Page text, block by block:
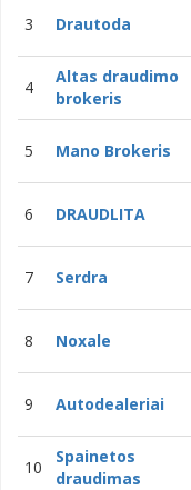
3 Drautoda
4
Altas draudimo
brokeris
5 Mano Brokeris
6 DRAUDLITA
7 Serdra
8 Noxale
9 Autodealeriai
10
Spainetos
draudimas